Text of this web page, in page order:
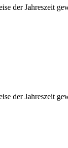
der Jahreszeit
der Jahreszeit